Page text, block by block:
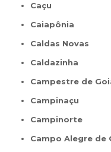
Caçu
Caiapônia
Caldas Novas
Caldazinha
Campestre de
Campinaçu
Campinorte
Campo Alegre de